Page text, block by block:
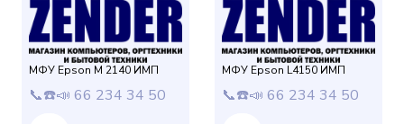
МФУ Epson M 2140 ИМП
📞☎️📣 66 234 34 50
МФУ Epson L4150 ИМП
📞☎️📣 66 234 34 50